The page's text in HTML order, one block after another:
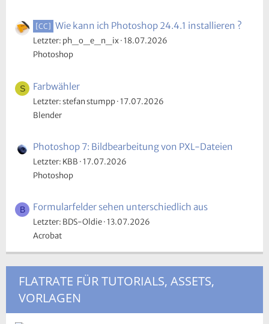
[CC] Wie kann ich Photoshop 24.4.1 installieren ?
Letzter: ph_o_e_n_ix 18.07.2026
Photoshop
S Farbwähler
Letzter: stefan stumpp 17.07.2026
Blender
Photoshop 7: Bildbearbeitung von PXL-Dateien
Letzter: KBB 17.07.2026
Photoshop
B Formularfelder sehen unterschiedlich aus
Letzter: BDS-Oldie 13.07.2026
Acrobat
FLATRATE FÜR TUTORIALS, ASSETS,
VORLAGEN